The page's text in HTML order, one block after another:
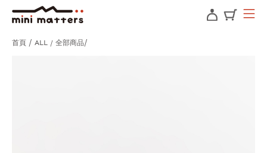
首頁 ALL / 全部商品